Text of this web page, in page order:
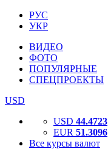
РУС
УКР
ВИДЕО
ФОТО
ПОПУЛЯРНЫЕ
СПЕЦПРОЕКТЫ
USD
USD 44.4723
EUR 51.3096
Все курсы валют